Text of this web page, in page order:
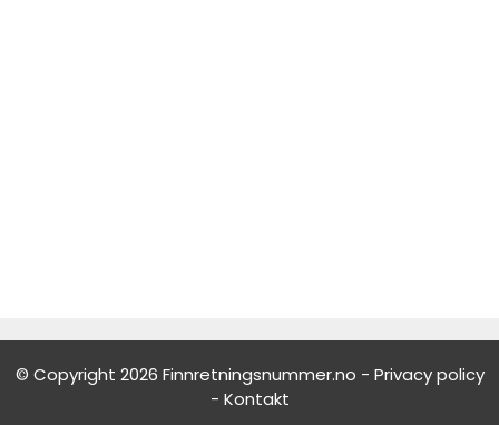
© Copyright 2026 Finnretningsnummer.no - Privacy policy
- Kontakt